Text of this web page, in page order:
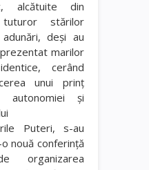
alcătuite din
stărilor
deşi au
marilor
cerând
unui prinţ
autonomiei şi
Puteri, s-au
nouă conferinţă
organizarea